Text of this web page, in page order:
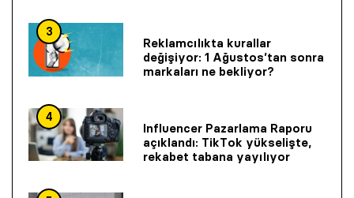
3
Reklamcılıkta kurallar
değişiyor: 1 Ağustos’tan sonra
markaları ne bekliyor?
4
Influencer Pazarlama Raporu
açıklandı: TikTok yükselişte,
rekabet tabana yayılıyor